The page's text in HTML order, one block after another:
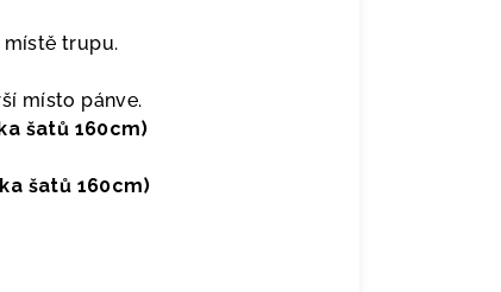
místě trupu.
místo pánve.
šatů 160cm)
šatů 160cm)